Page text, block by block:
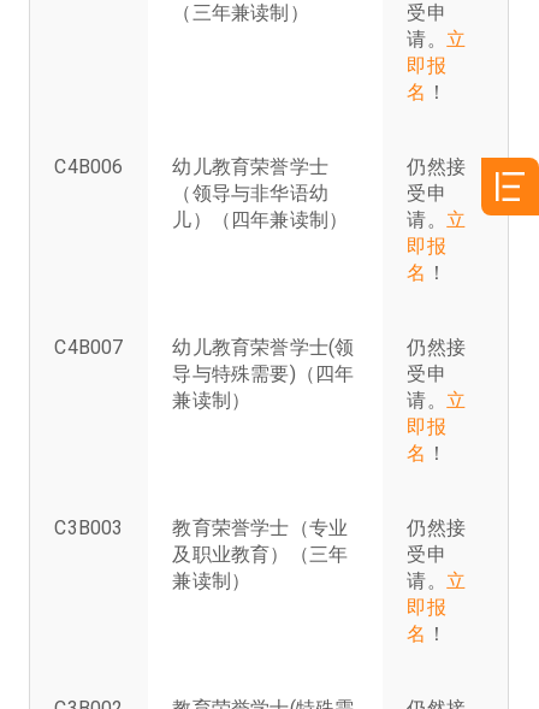
（三年兼读制）
受申
请。 立
即报
名 ！
C4B006
幼儿教育荣誉学士
（领导与非华语幼
儿）（四年兼读制）
仍然接
受申
请。 立
即报
名 ！
C4B007
幼儿教育荣誉学士(领
导与特殊需要)（四年
兼读制）
仍然接
受申
请。 立
即报
名 ！
C3B003
教育荣誉学士（专业
及职业教育）（三年
兼读制）
仍然接
受申
请。 立
即报
名 ！